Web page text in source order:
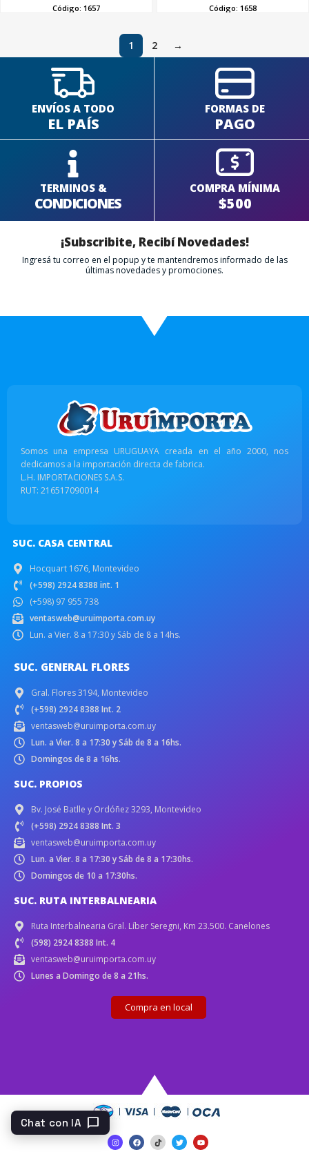
Código: 1657 Código: 1658
1 2 →
ENVÍOS A TODO
EL PAÍS
FORMAS DE
PAGO
TERMINOS &
CONDICIONES
COMPRA MÍNIMA
$500
¡Subscribite, Recibí Novedades!
Ingresá tu correo en el popup y te mantendremos informado de las
últimas novedades y promociones.
Somos una empresa URUGUAYA creada en el año 2000, nos
dedicamos a la importación directa de fabrica.
L.H. IMPORTACIONES S.A.S.
RUT: 216517090014
SUC. CASA CENTRAL
Hocquart 1676, Montevideo
(+598) 2924 8388 int. 1
(+598) 97 955 738
ventasweb@uruimporta.com.uy
Lun. a Vier. 8 a 17:30 y Sáb de 8 a 14hs.
SUC. GENERAL FLORES
Gral. Flores 3194, Montevideo
(+598) 2924 8388 Int. 2
ventasweb@uruimporta.com.uy
Lun. a Vier. 8 a 17:30 y Sáb de 8 a 16hs.
Domingos de 8 a 16hs.
SUC. PROPIOS
Bv. José Batlle y Ordóñez 3293, Montevideo
(+598) 2924 8388 Int. 3
ventasweb@uruimporta.com.uy
Lun. a Vier. 8 a 17:30 y Sáb de 8 a 17:30hs.
Domingos de 10 a 17:30hs.
SUC. RUTA INTERBALNEARIA
Ruta Interbalnearia Gral. Líber Seregni, Km 23.500. Canelones
(598) 2924 8388 Int. 4
ventasweb@uruimporta.com.uy
Lunes a Domingo de 8 a 21hs.
Compra en local
Chat con IA chat_bubble